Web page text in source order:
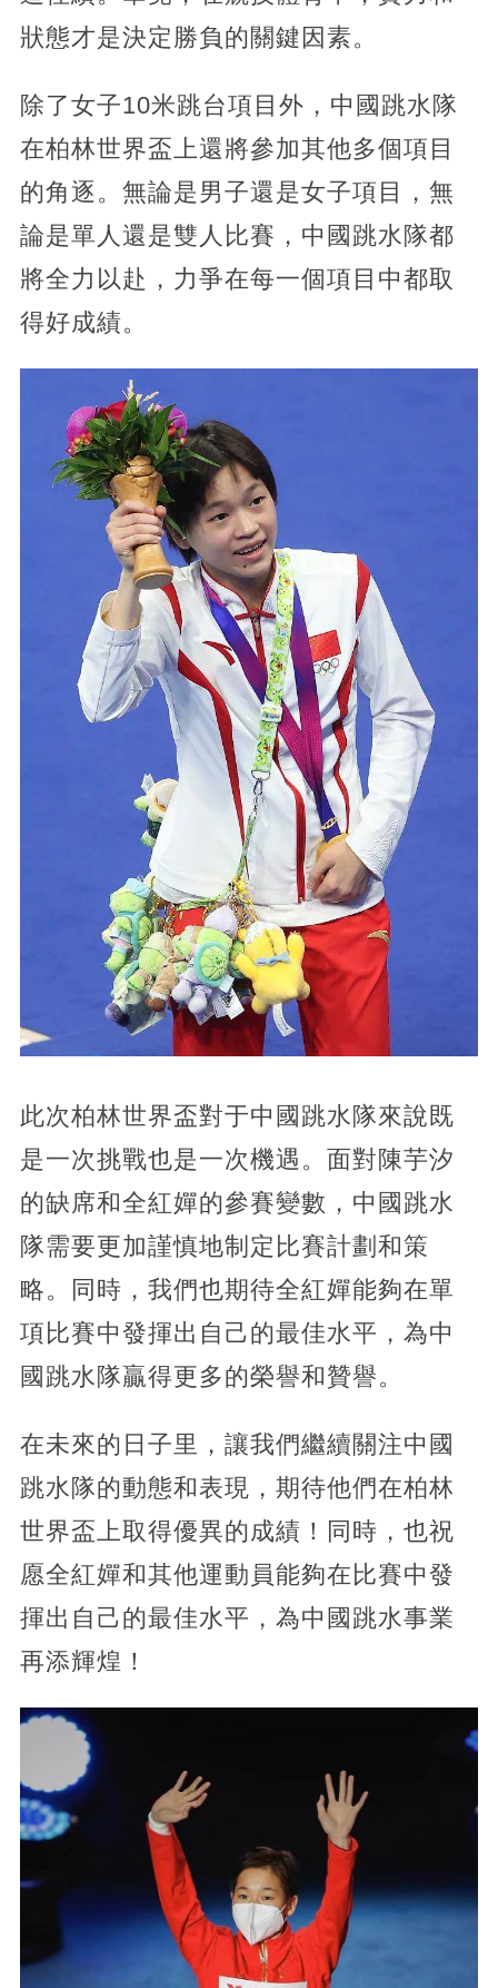
狀態才是決定勝負的關鍵因素。
除了女子10米跳台項目外，中國跳水隊
在柏林世界盃上還將參加其他多個項目
的角逐。無論是男子還是女子項目，無
論是單人還是雙人比賽，中國跳水隊都
將全力以赴，力爭在每一個項目中都取
得好成績。
此次柏林世界盃對于中國跳水隊來說既
是一次挑戰也是一次機遇。面對陳芋汐
的缺席和全紅嬋的參賽變數，中國跳水
隊需要更加謹慎地制定比賽計劃和策
略。同時，我們也期待全紅嬋能夠在單
項比賽中發揮出自己的最佳水平，為中
國跳水隊贏得更多的榮譽和贊譽。
在未來的日子里，讓我們繼續關注中國
跳水隊的動態和表現，期待他們在柏林
世界盃上取得優異的成績！同時，也祝
愿全紅嬋和其他運動員能夠在比賽中發
揮出自己的最佳水平，為中國跳水事業
再添輝煌！